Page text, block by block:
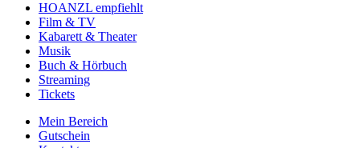
HOANZL empfiehlt
Film & TV
Kabarett & Theater
Musik
Buch & Hörbuch
Streaming
Tickets
Mein Bereich
Gutschein